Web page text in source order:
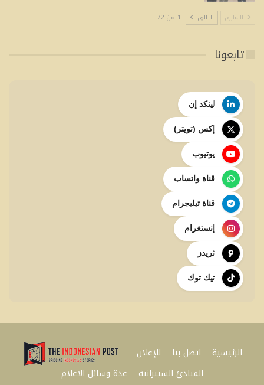
السابق التالي 1 من 72
تابعونا
لينكد إن
إكس (تويتر)
يوتيوب
قناة واتساب
قناة تيليجرام
إنستغرام
ثريدز
تيك توك
الرئيسية اتصل بنا
للإعلان
المبادئ السيبرانية
عدة وسائل الاعلام